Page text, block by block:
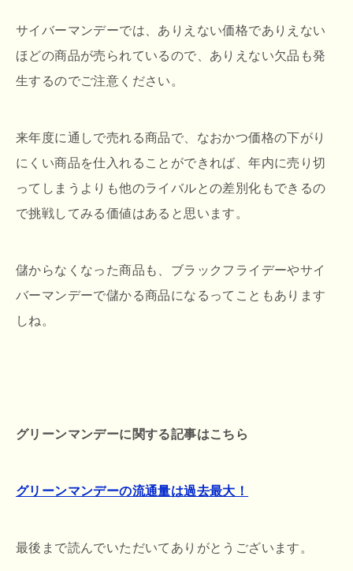
サイバーマンデーでは、ありえない価格でありえない
ほどの商品が売られているので、ありえない欠品も発
生するのでご注意ください。
来年度に通しで売れる商品で、なおかつ価格の下がり
にくい商品を仕入れることができれば、年内に売り切
ってしまうよりも他のライバルとの差別化もできるの
で挑戦してみる価値はあると思います。
儲からなくなった商品も、ブラックフライデーやサイ
バーマンデーで儲かる商品になるってこともあります
しね。
グリーンマンデーに関する記事はこちら
グリーンマンデーの流通量は過去最大！
最後まで読んでいただいてありがとうございます。